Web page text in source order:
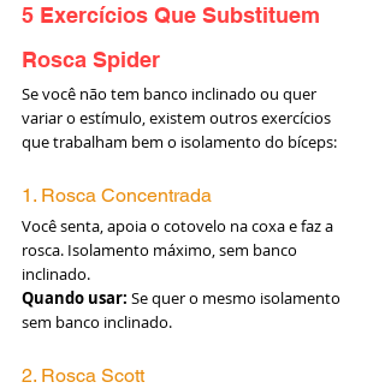
5 Exercícios Que Substituem
Rosca Spider
Se você não tem banco inclinado ou quer
variar o estímulo, existem outros exercícios
que trabalham bem o isolamento do bíceps:
1. Rosca Concentrada
Você senta, apoia o cotovelo na coxa e faz a
rosca. Isolamento máximo, sem banco
inclinado.
Quando usar: Se quer o mesmo isolamento
sem banco inclinado.
2. Rosca Scott